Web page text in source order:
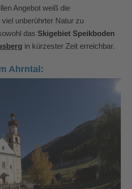
Angebot weiß die
unberührter Natur zu
das Skigebiet Speikboden
in kürzester Zeit erreichbar.
Ahrntal: